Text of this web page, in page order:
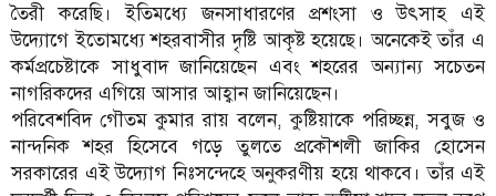
তৈরী করেছি। ইতিমধ্যে জনসাধারণের প্রশংসা ও উৎসাহ এই
উদ্যোগে ইতোমধ্যে শহরবাসীর দৃষ্টি আকৃষ্ট হয়েছে। অনেকেই তাঁর এ
কর্মপ্রচেষ্টাকে সাধুবাদ জানিয়েছেন এবং শহরের অন্যান্য সচেতন
নাগরিকদের এগিয়ে আসার আহ্বান জানিয়েছেন।
পরিবেশবিদ গৌতম কুমার রায় বলেন, কুষ্টিয়াকে পরিচ্ছন্ন, সবুজ ও
নান্দনিক শহর হিসেবে গড়ে তুলতে প্রকৌশলী জাকির হোসেন
সরকারের এই উদ্যোগ নিঃসন্দেহে অনুকরণীয় হয়ে থাকবে। তাঁর এই